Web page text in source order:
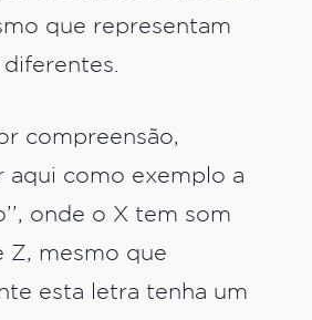
que representam
compreensão,
aqui como exemplo a
onde o X tem som
Z, mesmo que
esta letra tenha um